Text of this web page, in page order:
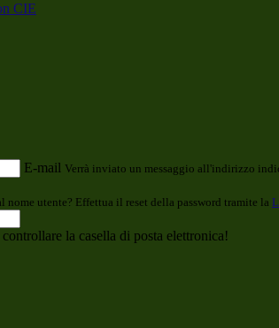
CIE
E-mail Verrà inviato un messaggio all'indirizzo
nome utente? Effettua il reset della password tramite la
la casella di posta elettronica!